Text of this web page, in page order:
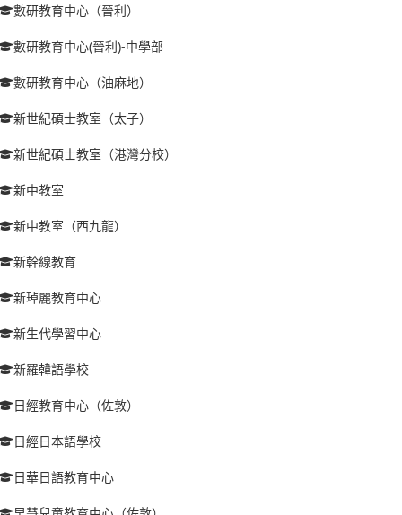
數研教育中心（晉利）
數研教育中心(晉利)-中學部
數研教育中心（油麻地）
新世紀碩士教室（太子）
新世紀碩士教室（港灣分校）
新中教室
新中教室（西九龍）
新幹線教育
新琸麗教育中心
新生代學習中心
新羅韓語學校
日經教育中心（佐敦）
日經日本語學校
日華日語教育中心